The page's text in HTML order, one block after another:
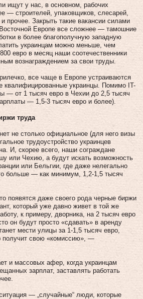
ищут у нас, в основном, рабочих
— строителей, упаковщиков, слесарей,
прочее. Закрыть такие вакансии силами
Европе все сложнее — тамошние
в более благополучную западную
украинцам можно меньше, чем
евро в месяц наши соотечественники
вознаграждением за свои труды.
все чаще в Европе устраиваются
квалифицированные украинцы. Помимо IT-
— от 1 тысяч евро в Чехии до 2,5 тысяч
— 1,5-3 тысяч евро и более).
труда
не столько официальное (для него визы
трудоустройство украинцев
И, скорее всего, наши сограждане
или Чехию, а будут искать возможность
или Бельгии, где даже нелегально
больше — как минимум, 1,2-1,5 тысяч
появятся даже своего рода черные биржи
который уже давно живет в той же
к примеру, дворника, на 2 тысяч евро
он будут просто «сдавать» в аренду
мести улицы за 1-1,5 тысяч евро,
получит свою «комиссию», —
и массовых афер, когда украинцам
зарплат, заставлять работать
— „случайные“ люди, которые